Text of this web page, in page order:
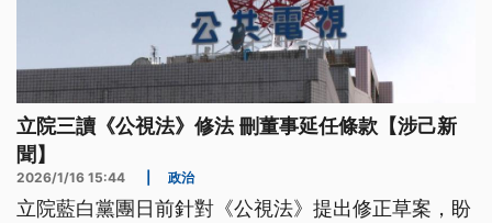
立院三讀《公視法》修法 刪董事延任條款【涉己新
聞】
2026/1/16 15:44 政治
立院藍白黨團日前針對《公視法》提出修正草案，盼